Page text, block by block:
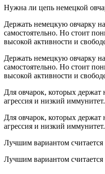
Нужна ли цепь немецкой
Держать немецкую овчарку
самостоятельно. Но стоит
высокой активности и
Держать немецкую овчарку
самостоятельно. Но стоит
высокой активности и
Для овчарок, которых держат
агрессия и низкий иммунитет.
Для овчарок, которых держат
агрессия и низкий иммунитет.
Лучшим вариантом считается
Лучшим вариантом считается